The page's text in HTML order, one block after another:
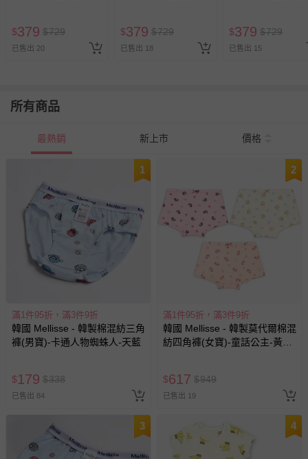
$379 $729
已售出 20
$379 $729
已售出 18
$379 $729
已售出 15
所有商品
最熱銷 新上市 價格
1
滿1件95折，滿3件9折
韓國 Mellisse - 韓製棉混紡三角
褲(男寶)-卡通人物蜘蛛人-天藍
$179 $338
已售出 84
2
滿1件95折，滿3件9折
韓國 Mellisse - 韓製莫代爾棉混
紡四角褲(女寶)-童話公主-黃X
$617 $949
已售出 19
3 4